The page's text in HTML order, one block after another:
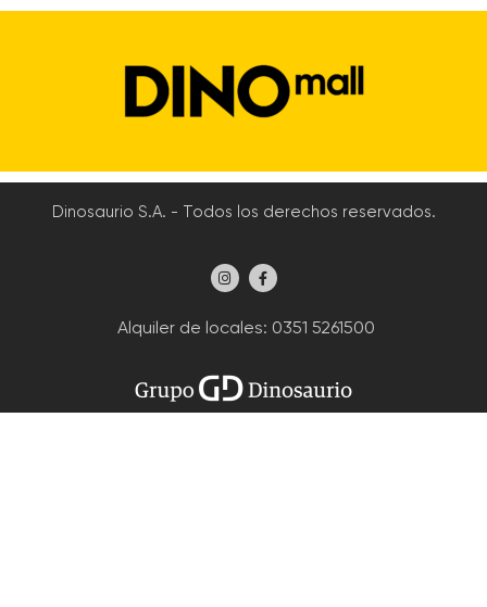
Dinosaurio S.A. - Todos los derechos reservados.
Alquiler de locales: 0351 5261500